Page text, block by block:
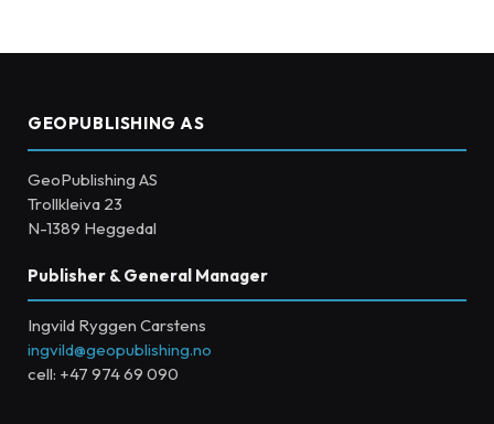
GEOPUBLISHING AS
GeoPublishing AS
Trollkleiva 23
N-1389 Heggedal
Publisher & General Manager
Ingvild Ryggen Carstens
ingvild@geopublishing.no
cell: +47 974 69 090